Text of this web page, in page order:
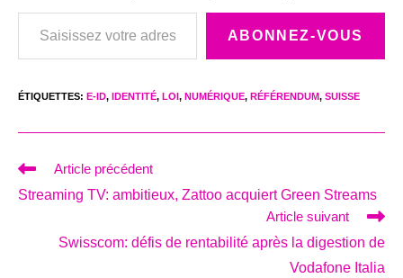
Saisissez votre adresse e-mail…
ABONNEZ-VOUS
ÉTIQUETTES: E-ID, IDENTITÉ, LOI, NUMÉRIQUE, RÉFÉRENDUM, SUISSE
Read
articles
Article précédent
Streaming TV: ambitieux, Zattoo acquiert Green Streams
Article suivant
Swisscom: défis de rentabilité après la digestion de
Vodafone Italia